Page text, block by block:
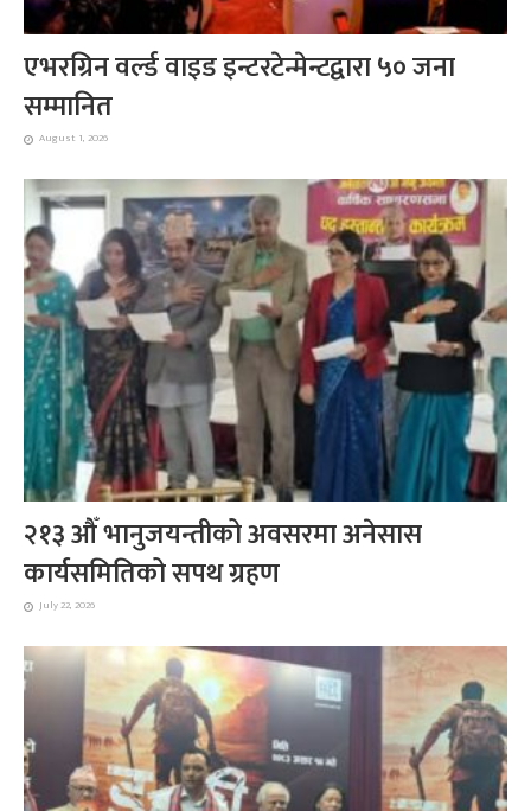
एभरग्रिन वर्ल्ड वाइड इन्टरटेन्मेन्टद्वारा ५० जना
सम्मानित
August 1, 2026
२१३ औँ भानुजयन्तीको अवसरमा अनेसास
कार्यसमितिको सपथ ग्रहण
July 22, 2026